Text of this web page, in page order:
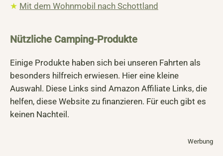
★ Mit dem Wohnmobil nach Schottland
Nützliche Camping-Produkte
Einige Produkte haben sich bei unseren Fahrten als
besonders hilfreich erwiesen. Hier eine kleine
Auswahl. Diese Links sind Amazon Affiliate Links, die
helfen, diese Website zu finanzieren. Für euch gibt es
keinen Nachteil.
Werbung